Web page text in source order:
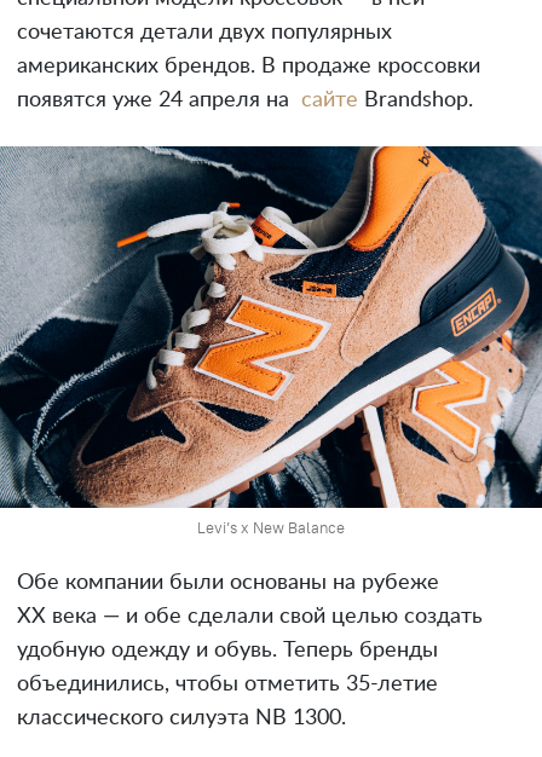
сочетаются детали двух популярных
американских брендов. В продаже кроссовки
появятся уже 24 апреля на
сайте Brandshop.
Levi’s x New Balance
Обе компании были основаны на рубеже
ХХ века — и обе сделали свой целью создать
удобную одежду и обувь. Теперь бренды
объединились, чтобы отметить 35-летие
классического силуэта NB 1300.